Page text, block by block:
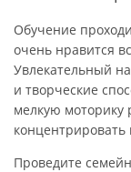
Обучение
очень нравится
Увлекательный
и творческие
мелкую моторику
Проведите